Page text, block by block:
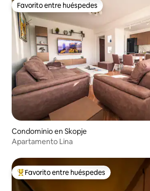
Favorito entre huéspedes
Favorito entre huéspedes
Condominio en Skopje
Apartamento Lina
De los mejores en Favorito entre huéspedes
Favorito entre huéspedes